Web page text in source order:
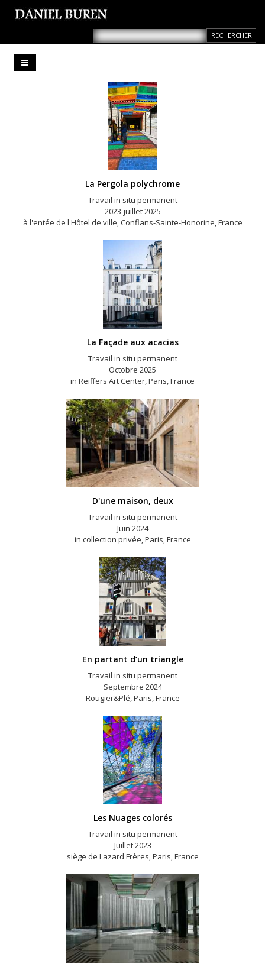
La Pergola polychrome
Travail in situ permanent
2023-juillet 2025
à l'entée de l'Hôtel de ville, Conflans-Sainte-Honorine, France
La Façade aux acacias
Travail in situ permanent
Octobre 2025
in Reiffers Art Center, Paris, France
D'une maison, deux
Travail in situ permanent
Juin 2024
in collection privée, Paris, France
En partant d’un triangle
Travail in situ permanent
Septembre 2024
Rougier&Plé, Paris, France
Les Nuages colorés
Travail in situ permanent
Juillet 2023
siège de Lazard Frères, Paris, France